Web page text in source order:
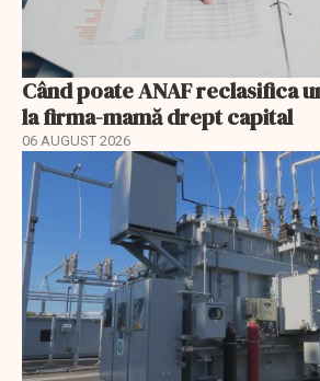
Când poate ANAF reclasifica
la firma-mamă drept capital
06 AUGUST 2026